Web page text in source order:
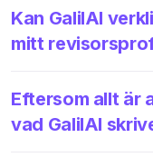
Kan GalilAI
mitt
Eftersom allt är
vad GalilAI